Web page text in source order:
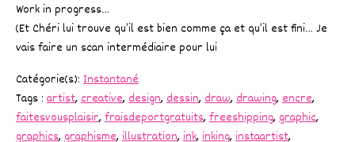
Work in progress…
(Et Chéri lui trouve qu’il est bien comme ça et qu’il est fini… Je
vais faire un scan intermédiaire pour lui
Catégorie(s): Instantané
Tags : artist,creative,design,dessin,draw,drawing,encre,
faitesvousplaisir,fraisdeportgratuits,freeshipping,graphic,
graphics,graphisme,illustration,ink,inking,instaartist,